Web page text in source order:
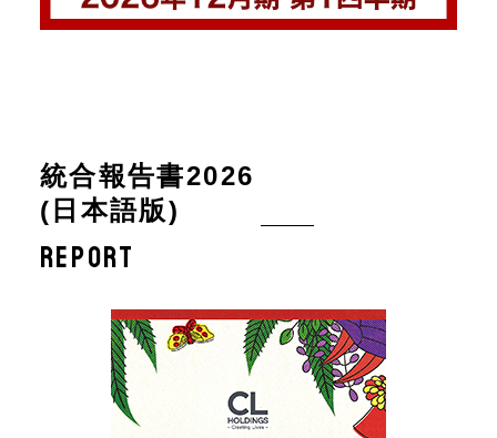
統合報告書2026
(日本語版)
REPORT